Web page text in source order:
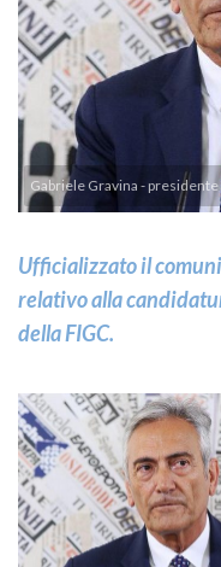
Gabriele Gravina - presidente
Ufficializzato il
relativo alla
della FIGC.